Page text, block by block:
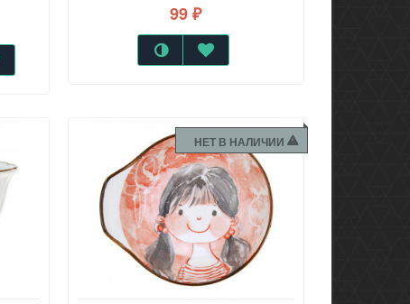
99₽
НЕТ В НАЛИЧИИ